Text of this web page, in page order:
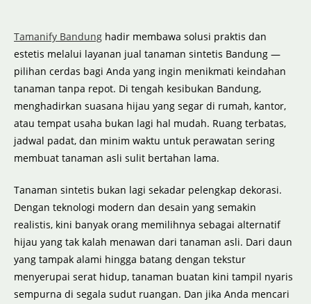
Tamanify Bandung hadir membawa solusi praktis dan
estetis melalui layanan jual tanaman sintetis Bandung —
pilihan cerdas bagi Anda yang ingin menikmati keindahan
tanaman tanpa repot. Di tengah kesibukan Bandung,
menghadirkan suasana hijau yang segar di rumah, kantor,
atau tempat usaha bukan lagi hal mudah. Ruang terbatas,
jadwal padat, dan minim waktu untuk perawatan sering
membuat tanaman asli sulit bertahan lama.
Tanaman sintetis bukan lagi sekadar pelengkap dekorasi.
Dengan teknologi modern dan desain yang semakin
realistis, kini banyak orang memilihnya sebagai alternatif
hijau yang tak kalah menawan dari tanaman asli. Dari daun
yang tampak alami hingga batang dengan tekstur
menyerupai serat hidup, tanaman buatan kini tampil nyaris
sempurna di segala sudut ruangan. Dan jika Anda mencari